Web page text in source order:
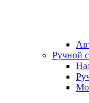
Ручной